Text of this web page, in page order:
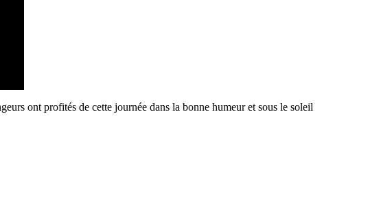
ont profités de cette journée dans la bonne humeur et sous le soleil